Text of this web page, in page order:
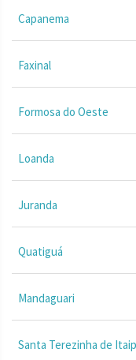
Capanema
Faxinal
Formosa do Oeste
Loanda
Juranda
Quatiguá
Mandaguari
Santa Terezinha de